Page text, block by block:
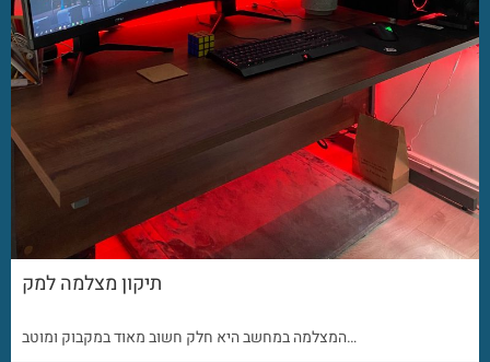
תיקון מצלמה למק
המצלמה במחשב היא חלק חשוב מאוד במקבוק ומוטב…